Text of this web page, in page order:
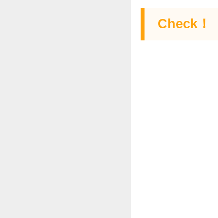
Check！